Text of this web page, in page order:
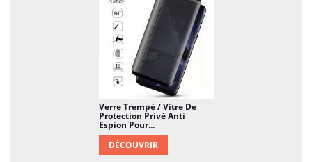
Verre Trempé / Vitre De
Protection Privé Anti
Espion Pour...
DÉCOUVRIR